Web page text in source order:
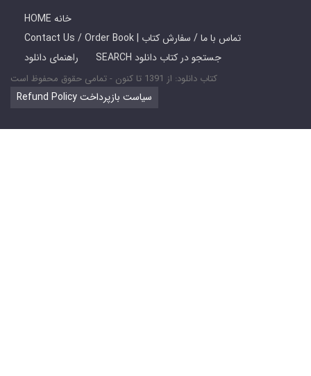
HOME خانه
Contact Us / Order Book | تماس با ما / سفارش کتاب
راهنمای دانلود
SEARCH جستجو در کتاب دانلود
کتاب دانلود: از 1391 تا کنون - تمامی حقوق محفوظ است
Refund Policy سیاست بازپرداخت